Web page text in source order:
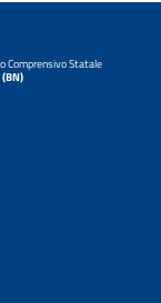
Comprensivo Statale